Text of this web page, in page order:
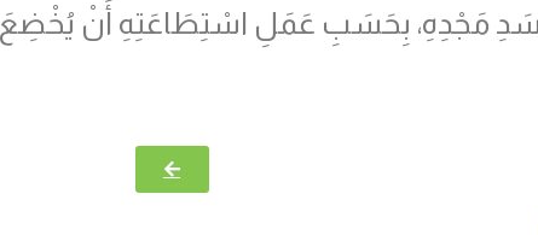
مَجْدِهِ، بِحَسَبِ عَمَلِ اسْتِطَاعَتِهِ أَنْ يُخْضِعَ